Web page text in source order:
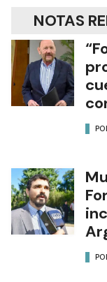
NOTAS